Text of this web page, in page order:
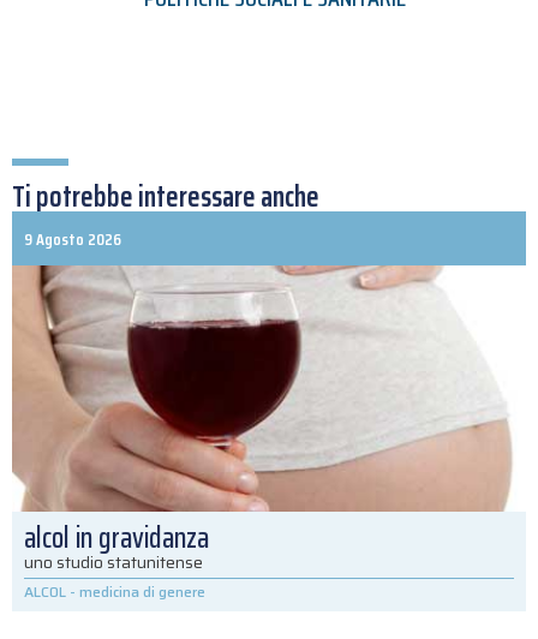
Ti potrebbe interessare anche
9 Agosto 2026
alcol in gravidanza
uno studio statunitense
ALCOL - medicina di genere